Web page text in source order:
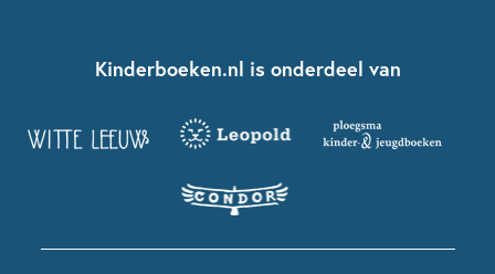
Kinderboeken diversiteit
Grappige kinderboeken
Spannende kinderboeken
Boekentips 12+ jaar
Voor volwassenen
Spekkie en Sproet
Kinderboeken.nl is onderdeel van